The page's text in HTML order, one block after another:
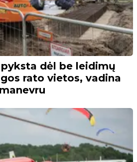
dėl be leidimų
rato vietos, vadina